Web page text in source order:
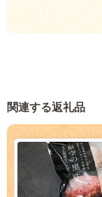
関連する返礼品